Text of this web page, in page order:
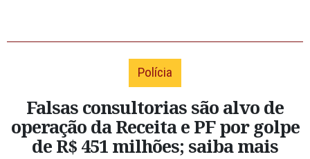
Polícia
Falsas consultorias são alvo de
operação da Receita e PF por golpe
de R$ 451 milhões; saiba mais